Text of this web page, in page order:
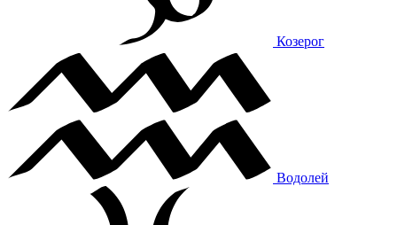
Козерог
Водолей